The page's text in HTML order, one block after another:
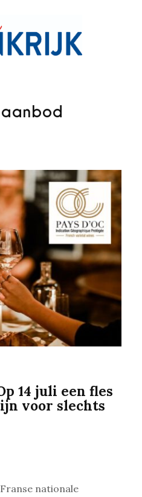
14 juli een fles
voor slechts
nationale